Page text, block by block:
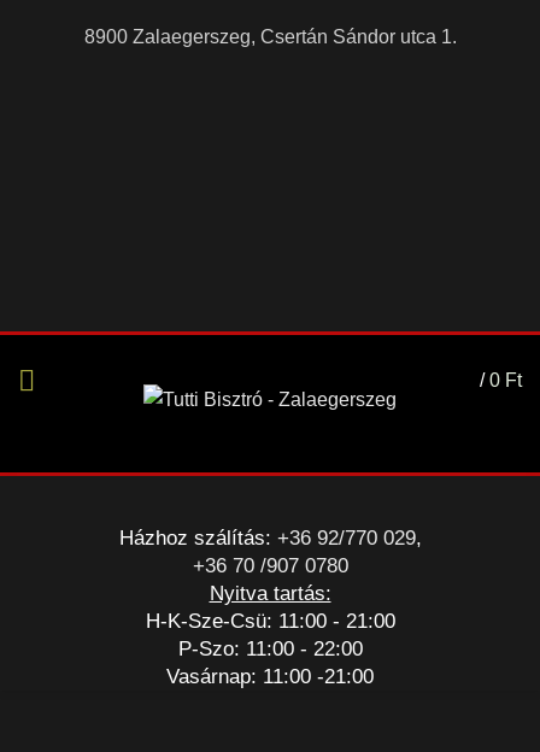
8900 Zalaegerszeg, Csertán Sándor utca 1.
/ 0 Ft
Házhoz szálítás: +36 92/770 029,
+36 70 /907 0780
Nyitva tartás:
H-K-Sze-Csü: 11:00 - 21:00
P-Szo: 11:00 - 22:00
Vasárnap: 11:00 -21:00